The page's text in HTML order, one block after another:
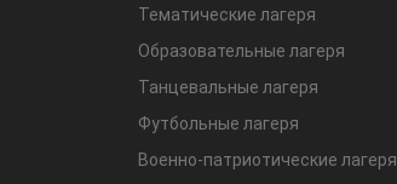
Тематические лагеря
Образовательные лагеря
Танцевальные лагеря
Футбольные лагеря
Военно-патриотические лагеря